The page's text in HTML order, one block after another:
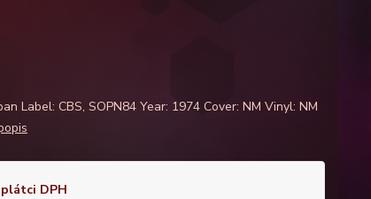
Label: CBS, SOPN84 Year: 1974 Cover: NM Vinyl: NM
DPH